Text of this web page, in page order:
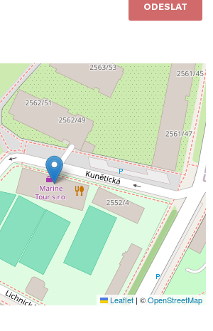
ODESLAT
Leaflet | ©OpenStreetMap